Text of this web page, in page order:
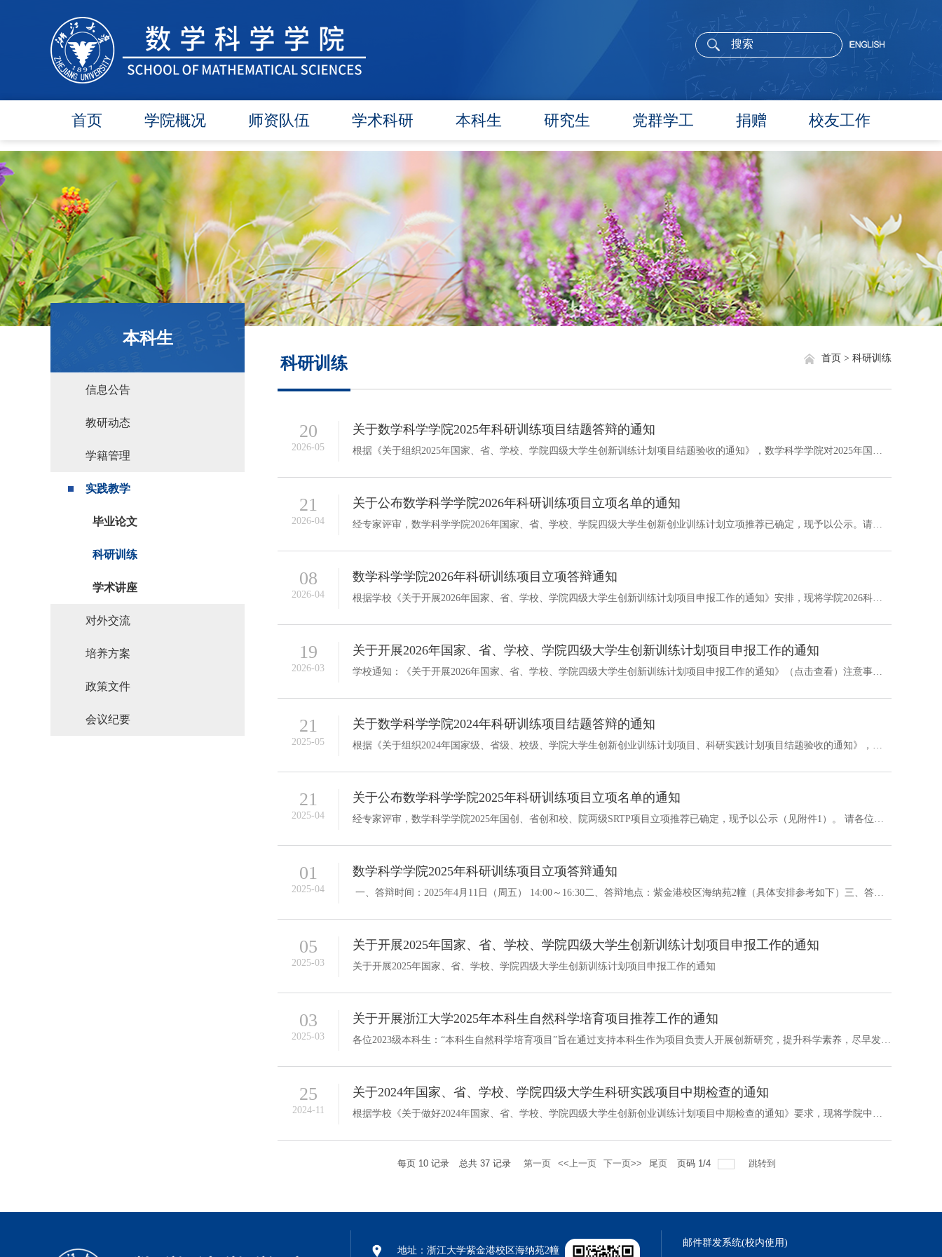
首页 学院概况
学院简介
学院领导
各委员会
办事指南
行政团队
师资队伍
在任教师
博导师资
硕导师资
退休教师
人才引进
学术科研
学术活动
文件汇编
本科生
信息公告
教研动态
学籍管理
实践教学
对外交流
研究生
信息公告
招生工作
培养工作
毕业学位
政策文件
党群学工
党委概况
党建工作
文件汇编
团学通知
团学新闻
学生文件资料
教工之家
捐赠 校友工作
校友新闻
校友风采
校友名录
本科生
信息公告
教研动态
学籍管理
实践教学
毕业论文
科研训练
学术讲座
对外交流
培养方案
政策文件
会议纪要
科研训练 科研训练
首页 >
20
2026-05
关于数学科学学院2025年科研训练项目结题答辩的通知
根据《关于组织2025年国家、省、学校、学院四级大学生创新训练计划项目结题验收的通知》，数学科学学院对2025年国家、省、学校、学院四级大学生创新训练计划项目结题答辩工作安排如下： 一、结题说明 1. 项目组全体成员参与结题，对于无故不参与结题的学生按学校管理办法及学院（系）过程管理实施细则处理2. 结题材料包括项目结题报告，成果材料（论文、著作、参赛获奖、专利等）以及相关支撑材料3. 项目结题答辩成绩评...
21
2026-04
关于公布数学科学学院2026年科研训练项目立项名单的通知
经专家评审，数学科学学院2026年国家、省、学校、学院四级大学生创新创业训练计划立项推荐已确定，现予以公示。请各位立项负责人留意项目完成周期。请留存好各阶段的相应材料，做好备份。在项目实施过程中，各项目组应做好研究记录，认真填写《浙江大学大学生创新创业训练计划项目记录本》（见附件），此记录将作为中检和结题评审考核的重要依据。中期检查及结题验收阶段交学院查阅，结题后交学院归档。 附件：浙江大学大学生...
08
2026-04
数学科学学院2026年科研训练项目立项答辩通知
根据学校《关于开展2026年国家、省、学校、学院四级大学生创新训练计划项目申报工作的通知》安排，现将学院2026科研训练项目立项答辩通知如下：一、答辩时间：2025年4月10日（周五） 14:00 开始二、答辩地点：紫金港校区海纳苑2幢（具体安排参考如下） 三、答辩材料清单1. 立项申报书立项申报书纸质版一式四份。原件1份，经全体成员和导师签字后于答辩前交至海纳苑2幢615办公室。复印件3份，独立装订后分发给评委...
19
2026-03
关于开展2026年国家、省、学校、学院四级大学生创新训练计划项目申报工作的通知
学校通知：《关于开展2026年国家、省、学校、学院四级大学生创新训练计划项目申报工作的通知》（点击查看）注意事项：1. 若申报人有不接受的立项等级（eg. 院级SRTP），请在网站申报填写时不选择该等级。2. 往年已获得立项的学生或团队，当年只能申报更高等级，未按期结题的学生或团队不得再次申报项目。3. 项目一经立项，原则上不得退出。 立项评审：学院立项答辩拟定于4月10日进行，具体安排请等院网相关通...
21
2025-05
关于数学科学学院2024年科研训练项目结题答辩的通知
根据《关于组织2024年国家级、省级、校级、学院大学生创新创业训练计划项目、科研实践计划项目结题验收的通知》，数学科学学院对2024年国创、省创和校院两级SRTP项目结题答辩工作安排如下：项目结题答辩的成绩评定分为优秀、良好、中等、及格和不及格五个等级：优秀按质量标准严格控制（优秀比例不超过30%）；进入末位审核的项目成绩记为待定，接受返修后再评审；无故不参加结题环节的项目组，将收回全组成员二课分、SRTP加分，并...
21
2025-04
关于公布数学科学学院2025年科研训练项目立项名单的通知
经专家评审，数学科学学院2025年国创、省创和校、院两级SRTP项目立项推荐已确定，现予以公示（见附件1）。 请各位立项负责人留意项目完成周期，中期检查时间预计为2025年11月，结题验收日期预计为2026年5月。在项目实施过程中，各项目组应做好研究记录，认真填写《浙江大学大学生创新创业训练计划项目记录本》(见附件2)，此记录将作为中检和结题评审考核的重要依据。中期检查及结题验收阶段交学院查阅，结题后交学院归档。&nb...
01
2025-04
数学科学学院2025年科研训练项目立项答辩通知
一、答辩时间：2025年4月11日（周五） 14:00～16:30二、答辩地点：紫金港校区海纳苑2幢（具体安排参考如下）三、答辩材料清单1. 立项申报书立项PDF纸质版一式四份。原件1份，经全体成员和导师签字后于4月7日交至海纳苑2幢615办公室。复印件3份，独立装订后分发给评委现场审阅。2. 立项答辩PPT项目负责学生准备制作立项答辩PPT，团队成员共同参与答辩。立项答辩PPT应于答辩前一日发送至指导老师和教学秘书李东燕老师邮箱，标...
05
2025-03
关于开展2025年国家、省、学校、学院四级大学生创新训练计划项目申报工作的通知
关于开展2025年国家、省、学校、学院四级大学生创新训练计划项目申报工作的通知
03
2025-03
关于开展浙江大学2025年本科生自然科学培育项目推荐工作的通知
各位2023级本科生：“本科生自然科学培育项目”旨在通过支持本科生作为项目负责人开展创新研究，提升科学素养，尽早发现并培育具有科研潜力的优秀本科生，为高质量基础研究人才队伍注入新动能。现开展2025年培育项目推荐工作。具体通知如下：一、推荐条件1. 遵纪守法，品行端正，具有良好学风和科研作风；2. 专业属于自然科学领域；3. 大二（2023级）本科生（不包含竺可桢学院学生），学习成绩优异；4. 对基础研究有浓厚兴趣，初步...
25
2024-11
关于2024年国家、省、学校、学院四级大学生科研实践项目中期检查的通知
根据学校《关于做好2024年国家、省、学校、学院四级大学生创新创业训练计划项目中期检查的通知》要求，现将学院中期检查安排通知如下：一、检查方式学院组织专家组对各立项团队上交的项目中期检查材料等进行书面评阅检查。二、检查要求与内容1．请各位项目团队务必参照学校规定时间节点在系统内完成中期检查表。同时为了更好地对各级项目做好过程监控、团队管理，请项目成员根据项目分工内容各提交一份成员中期总结（集中于自身负...
每页 10 记录 总共 37 记录 第一页 <<上一页 下一页>> 尾页 页码 1/4 跳转到
地址：浙江大学紫金港校区海纳苑2幢
邮件群发系统(校内使用)